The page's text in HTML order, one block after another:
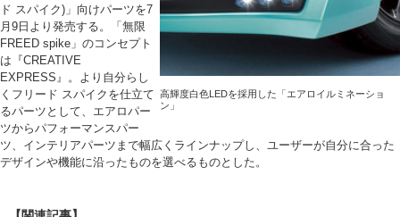
高輝度白色LEDを採用した「エアロイルミネーショ
ン」
ド スパイク)」向けパーツを7
月9日より発売する。「無限
FREED spike」のコンセプト
は『CREATIVE
EXPRESS』。より自分らし
くフリード スパイクを仕立て
るパーツとして、エアロパー
ツからパフォーマンスパー
ツ、インテリアパーツまで幅広くラインナップし、ユーザーが自分に合った
デザインや機能に沿ったものを選べるものとした。